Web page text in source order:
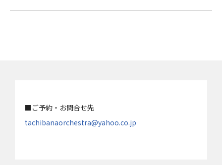
■ご予約・お問合せ先
tachibanaorchestra@yahoo.co.jp